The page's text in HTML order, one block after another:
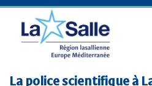
La police scientifique à